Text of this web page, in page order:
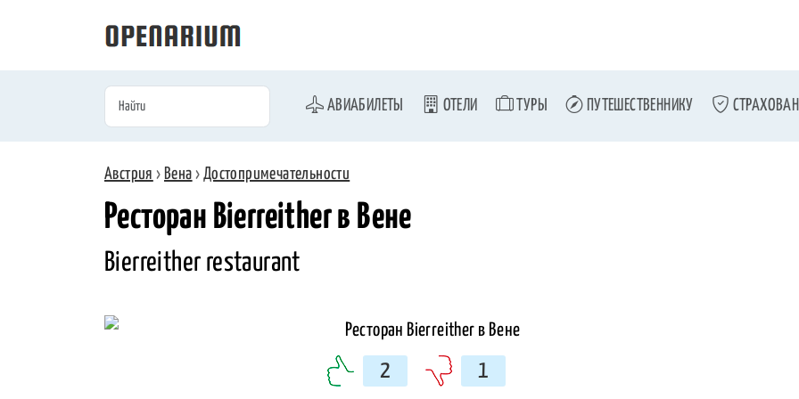
АВИАБИЛЕТЫ ОТЕЛИ ТУРЫ ПУТЕШЕСТВЕННИКУ
Австрия › Вена › Достопримечательности
Ресторан Bierreither в Вене
Bierreither restaurant
2 1